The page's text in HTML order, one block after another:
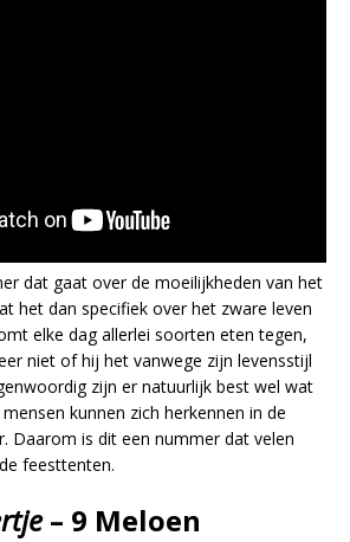
dat gaat over de moeilijkheden van het
het dan specifiek over het zware leven
elke dag allerlei soorten eten tegen,
niet of hij het vanwege zijn levensstijl
zijn er natuurlijk best wel wat
kunnen zich herkennen in de
Daarom is dit een nummer dat velen
feesttenten.
– 9 Meloen